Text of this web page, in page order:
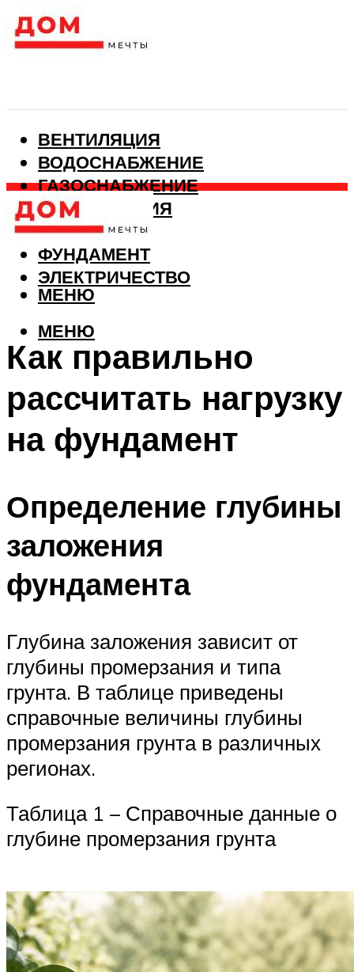
ВЕНТИЛЯЦИЯ
ВОДОСНАБЖЕНИЕ
ГАЗОСНАБЖЕНИЕ
КАНАЛИЗАЦИЯ
ОТОПЛЕНИЕ
ФУНДАМЕНТ
ЭЛЕКТРИЧЕСТВО
МЕНЮ
МЕНЮ
Как правильно
рассчитать нагрузку
на фундамент
Определение глубины
заложения
фундамента
Глубина заложения зависит от
глубины промерзания и типа
грунта. В таблице приведены
справочные величины глубины
промерзания грунта в различных
регионах.
Таблица 1 – Справочные данные о
глубине промерзания грунта